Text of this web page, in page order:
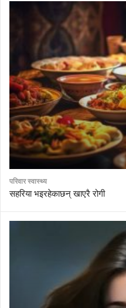
परिवार स्वास्थ्य
सहरिया भइरहेकाछन् खाएरै रोगी